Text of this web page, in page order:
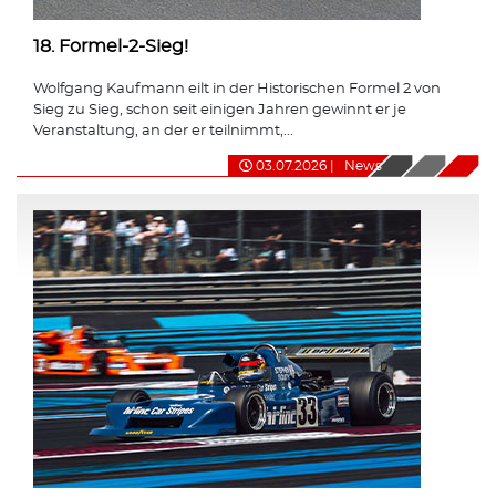
18. Formel-2-Sieg!
Wolfgang Kaufmann eilt in der Historischen Formel 2 von
Sieg zu Sieg, schon seit einigen Jahren gewinnt er je
Veranstaltung, an der er teilnimmt,...
03.07.2026 News